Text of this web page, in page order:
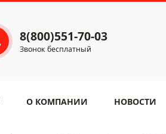
8(800)551-70-03
Звонок бесплатный
​О КОМПАНИИ НОВОСТИ